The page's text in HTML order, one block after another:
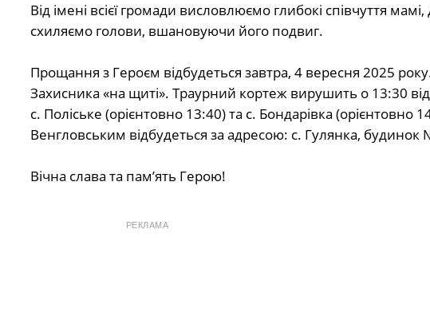
Від імені всієї громади висловлюємо глибокі співчуття
схиляємо голови, вшановуючи його подвиг.
Прощання з Героєм відбудеться завтра, 4 вересня 2025
Захисника «на щиті». Траурний кортеж вирушить о 13:30
с. Поліське (орієнтовно 13:40) та с. Бондарівка
Венгловським відбудеться за адресою: с. Гулянка, будинок
Вічна слава та пам’ять Герою!
РЕКЛАМА